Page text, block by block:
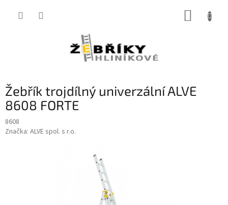
Žebřík trojdílný univerzální ALVE
8608 FORTE
8608
Značka: ALVE spol. s r.o.